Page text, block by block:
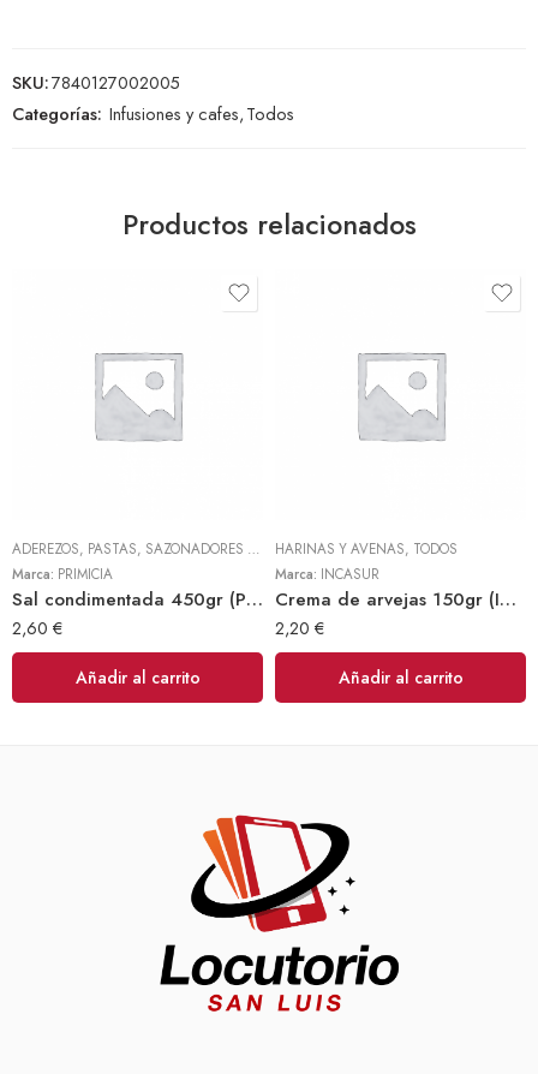
SKU:7840127002005
Categorías: Infusiones y cafes,Todos
Productos relacionados
ADEREZOS, PASTAS, SAZONADORES Y CONDIMENTOS ,TODOS
Marca: PRIMICIA
Sal condimentada 450gr (Primicia)
2,60 €
Añadir al carrito
HARINAS Y AVENAS, TODOS
Marca: INCASUR
Crema de arvejas 150gr (INCASUR)
2,20 €
Añadir al carrito